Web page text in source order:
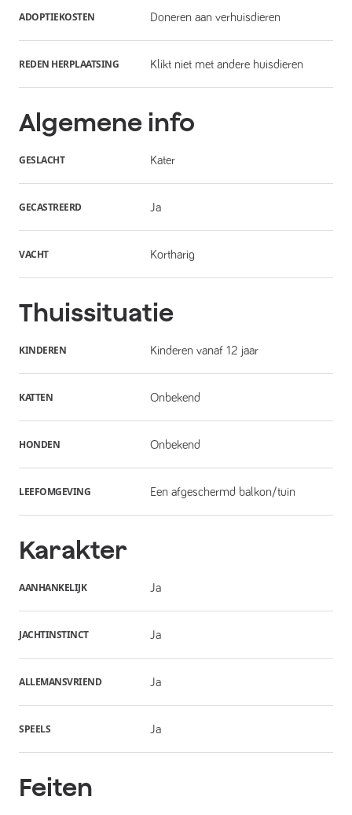
ADOPTIEKOSTEN Doneren aan verhuisdieren
REDEN HERPLAATSING Klikt niet met andere huisdieren
Algemene info
GESLACHT Kater
GECASTREERD Ja
VACHT Kortharig
Thuissituatie
KINDEREN Kinderen vanaf 12 jaar
KATTEN Onbekend
HONDEN Onbekend
LEEFOMGEVING Een afgeschermd balkon/tuin
Karakter
AANHANKELIJK Ja
JACHTINSTINCT Ja
ALLEMANSVRIEND Ja
SPEELS Ja
Feiten